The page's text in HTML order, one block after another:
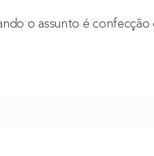
o assunto é confecção